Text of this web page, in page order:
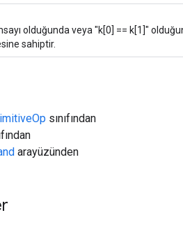
olduğunda veya "k[0] == k[1]"
sahiptir.
sınıfından
arayüzünden